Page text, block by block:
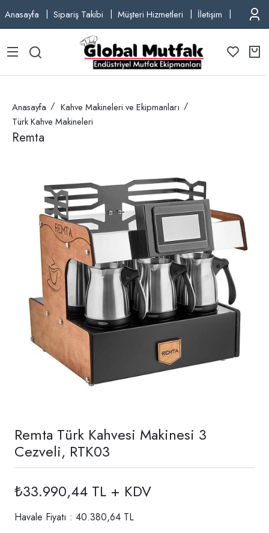
Anasayfa Sipariş Takibi Müşteri Hizmetleri İletişim TEL:
Anasayfa
Kahve Makineleri ve Ekipmanları
Türk Kahve Makineleri
Remta
Remta Türk Kahvesi Makinesi 3
Cezveli, RTK03
₺33.990,44 TL + KDV
Havale Fiyatı : 40.380,64 TL